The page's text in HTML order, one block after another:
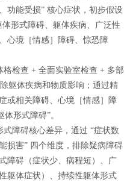
功能受损” 核心症状，初步假设
形式障碍、躯体疾病、广泛性
心境［情感］障碍、惊恐障
检查 + 全面实验室检查 + 多部
躯体疾病和物质影响；通过精
或相关障碍、心境［情感］障
形式障碍”。
障碍核心差异，通过 “症状数
损害” 四个维度，排除疑病障碍
障碍（症状少、病程短）、广
躯体症状）、持续性躯体形式